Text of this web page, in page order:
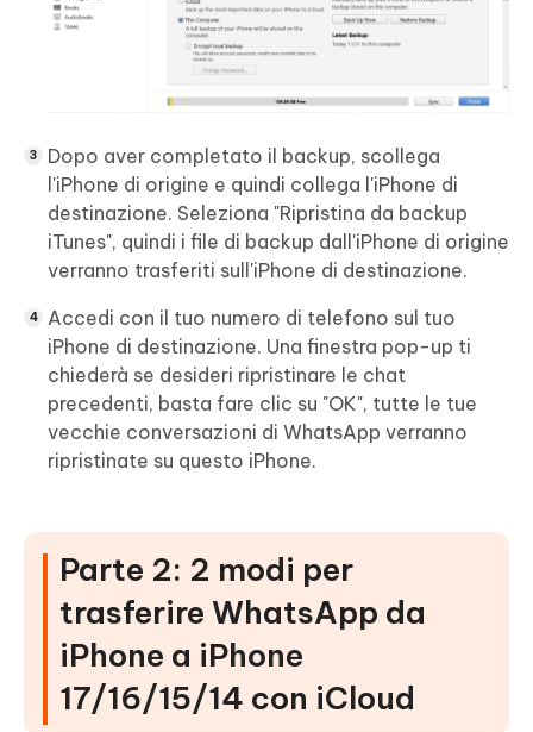
Dopo aver completato il backup, scollega
l'iPhone di origine e quindi collega l'iPhone di
destinazione. Seleziona "Ripristina da backup
iTunes", quindi i file di backup dall'iPhone di origine
verranno trasferiti sull'iPhone di destinazione.
Accedi con il tuo numero di telefono sul tuo
iPhone di destinazione. Una finestra pop-up ti
chiederà se desideri ripristinare le chat
precedenti, basta fare clic su "OK", tutte le tue
vecchie conversazioni di WhatsApp verranno
ripristinate su questo iPhone.
Parte 2: 2 modi per
trasferire WhatsApp da
iPhone a iPhone
17/16/15/14 con iCloud